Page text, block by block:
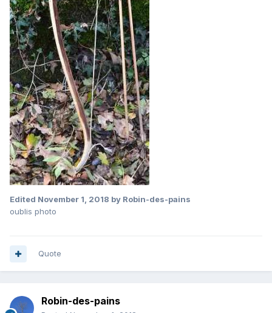
Edited November 1, 2018 by Robin-des-pains
oublis photo
Quote
Robin-des-pains